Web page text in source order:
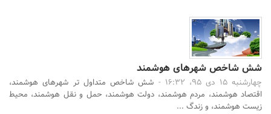
شش شاخص شهرهای هوشمند
چهارشنبه 15 دی 95، 16:32 -
شش شاخص متداول تر شهرهای هوشمند،
اقتصاد هوشمند، مردم هوشمند، دولت هوشمند، حمل و نقل هوشمند، محیط
زیست هوشمند، و زندگ ...